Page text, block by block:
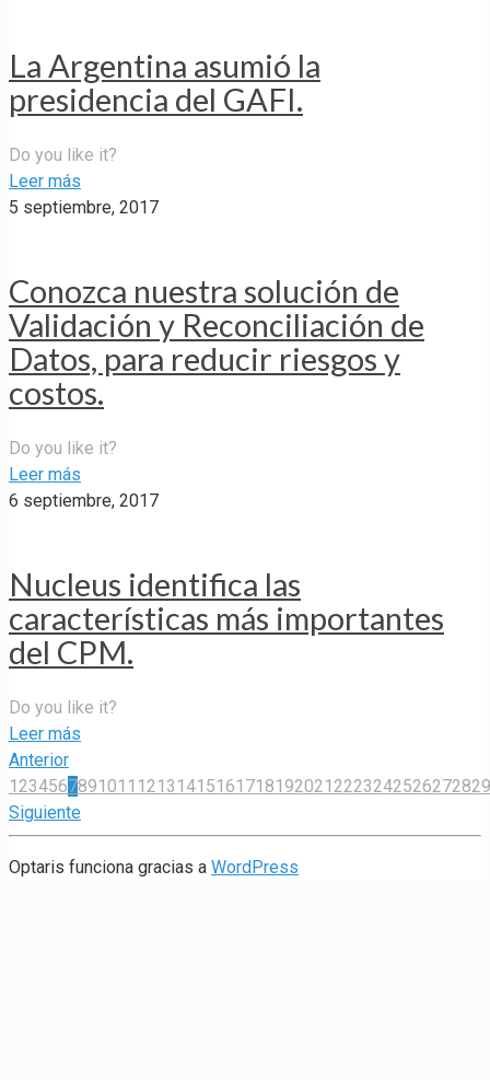
La Argentina asumió la
presidencia del GAFI.
Do you like it?
Leer más
5 septiembre, 2017
Conozca nuestra solución de
Validación y Reconciliación de
Datos, para reducir riesgos y
costos.
Do you like it?
Leer más
6 septiembre, 2017
Nucleus identifica las
características más importantes
del CPM.
Do you like it?
Leer más
Anterior
1234567891011 121314151617181920212223242526272829
Siguiente
Optaris funciona gracias a WordPress